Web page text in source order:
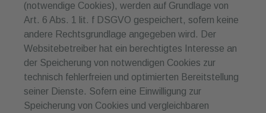
(notwendige Cookies), werden auf Grundlage von
Art. 6 Abs. 1 lit. f DSGVO gespeichert, sofern keine
andere Rechtsgrundlage angegeben wird. Der
Websitebetreiber hat ein berechtigtes Interesse an
der Speicherung von notwendigen Cookies zur
technisch fehlerfreien und optimierten Bereitstellung
seiner Dienste. Sofern eine Einwilligung zur
Speicherung von Cookies und vergleichbaren